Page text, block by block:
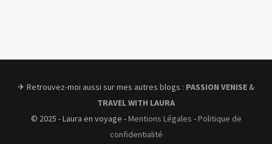
✈︎ Retrouvez-moi aussi sur mes autres blogs : PASSION VENISE &
TRAVEL WITH LAURA
© 2025 - Laura en voyage -Mentions Légales -Politique de
confidentialité